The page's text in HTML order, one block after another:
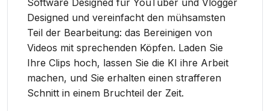
Software Designed für YouTuber und Vlogger
Designed und vereinfacht den mühsamsten
Teil der Bearbeitung: das Bereinigen von
Videos mit sprechenden Köpfen. Laden Sie
Ihre Clips hoch, lassen Sie die KI ihre Arbeit
machen, und Sie erhalten einen strafferen
Schnitt in einem Bruchteil der Zeit.